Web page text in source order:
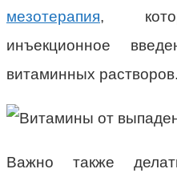
мезотерапия,
инъекционное
витаминных растворов.
Важно также